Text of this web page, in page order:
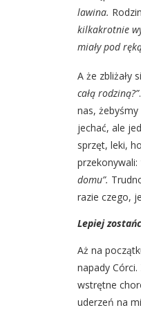
lawina.
kilkakrotnie
miały pod
A że zbliżały
całą rodziną?”
nas, żebyśmy
jechać, ale
sprzęt, leki,
przekonywali:
domu”.
razie czego,
Lepiej
Aż na
napady
wstrętne
uderzeń na